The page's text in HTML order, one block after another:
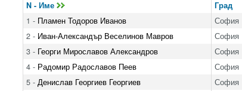
N - Име Град
1 - Пламен Тодоров Иванов София
2 - Иван-Александър Веселинов Мавров София
3 - Георги Мирославов Александров София
4 - Радомир Радославов Пеев София
5 - Денислав Георгиев Георгиев София